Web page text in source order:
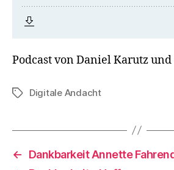
Podcast von Daniel Karutz
Schlagwörter
Digitale Andacht
←
Dankbarkeit Annette